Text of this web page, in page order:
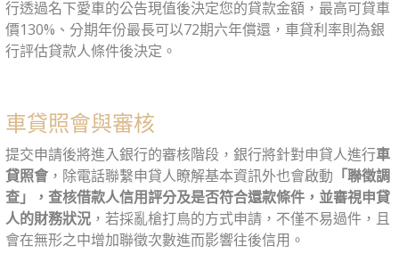
行透過名下愛車的公告現值後決定您的貸款金額，最高可貸車
價130%、分期年份最長可以72期六年償還，車貸利率則為銀
行評估貸款人條件後決定。
車貸照會與審核
提交申請後將進入銀行的審核階段，銀行將針對申貸人進行車
貸照會，除電話聯繫申貸人瞭解基本資訊外也會啟動 「聯徵調
查」，查核借款人信用評分及是否符合還款條件，並審視申貸
人的財務狀況 ，若採亂槍打鳥的方式申請，不僅不易過件，且
會在無形之中增加聯徵次數進而影響往後信用。